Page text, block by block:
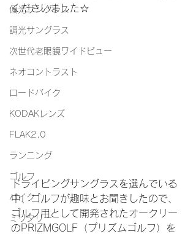
偏光サングラス
調光サングラス
次世代老眼鏡ワイドビュー
ネオコントラスト
ロードバイク
KODAKレンズ
FLAK2.0
ランニング
ゴルフ
バイク
ミリタリー
くださいました☆
ドライビングサングラスを選んでいる
中、ゴルフが趣味とお聞きしたので、
ゴルフ用として開発されたオークリー
のPRIZMGOLF（プリズムゴルフ）を